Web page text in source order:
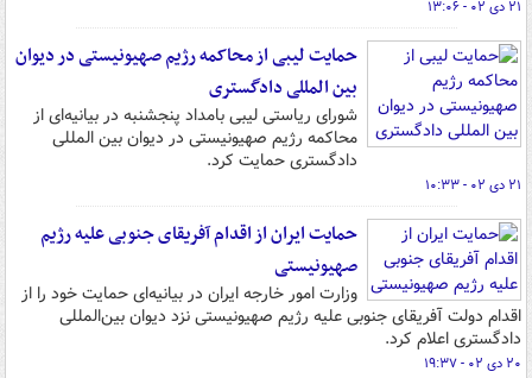
۲۱ دی ۰۲ - ۱۳:۰۶
حمایت لیبی از محاکمه رژیم صهیونیستی در دیوان
بین المللی دادگستری
شورای ریاستی لیبی بامداد پنجشنبه در بیانیه‌ای از
محاکمه رژیم صهیونیستی در دیوان بین المللی
دادگستری حمایت کرد.
۲۱ دی ۰۲ - ۱۰:۳۳
حمایت ایران از اقدام آفریقای جنوبی علیه رژیم
صهیونیستی
وزارت امور خارجه ایران در بیانیه‌ای حمایت خود را از
اقدام دولت آفریقای جنوبی علیه رژیم صهیونیستی نزد دیوان بین‌المللی
دادگستری اعلام کرد.
۲۰ دی ۰۲ - ۱۹:۳۷